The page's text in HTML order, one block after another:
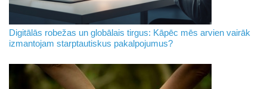
Digitālās robežas un globālais tirgus: Kāpēc mēs arvien vairāk
izmantojam starptautiskus pakalpojumus?